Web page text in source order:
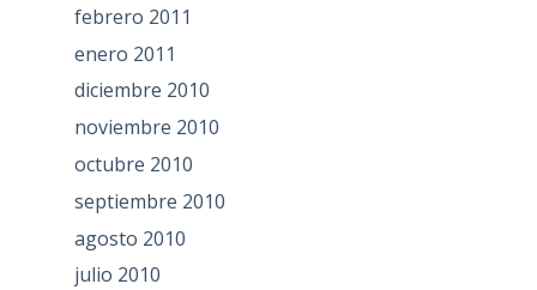
febrero 2011
enero 2011
diciembre 2010
noviembre 2010
octubre 2010
septiembre 2010
agosto 2010
julio 2010